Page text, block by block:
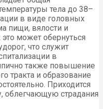
тела до 38–
в виде головных
пищи, вялости и
может обернуться
что служит
в
также повышение
тракта и образование
Приходится
облегчающую страдания